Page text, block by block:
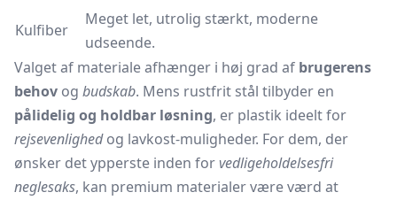
Kulfiber
Meget let, utrolig stærkt, moderne
udseende.
Valget af materiale afhænger i høj grad af brugerens
behov og budskab. Mens rustfrit stål tilbyder en
pålidelig og holdbar løsning, er plastik ideelt for
rejsevenlighedog lavkost-muligheder. For dem, der
ønsker det ypperste inden forvedligeholdelsesfri
neglesaks, kan premium materialer være værd at